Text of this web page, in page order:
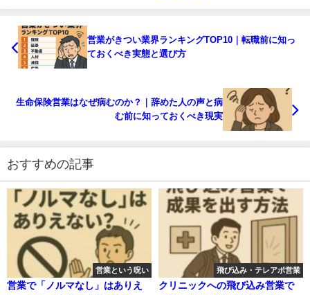
営業がきつい業界ランキングTOP10｜転職前に知っ
ておくべき実態と選び方
生命保険営業はなぜ病むのか？｜辞めた人の声と病
む前に知っておくべき現実
おすすめの記事
営業という呪い
営業で「ノルマなし」はありえ
飛び込み・テレアポ営業
クリニックへの飛び込み営業で